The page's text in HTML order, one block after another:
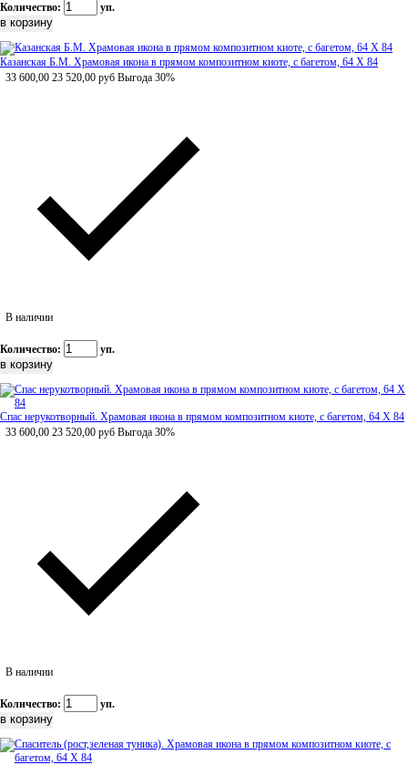
Количество: уп.
Казанская Б.М. Храмовая икона в прямом композитном киоте, с багетом, 64 Х 84
33 600,00 23 520,00 руб Выгода 30%
В наличии
Количество: уп.
Спас нерукотворный. Храмовая икона в прямом композитном киоте, с багетом, 64 Х 84
33 600,00 23 520,00 руб Выгода 30%
В наличии
Количество: уп.